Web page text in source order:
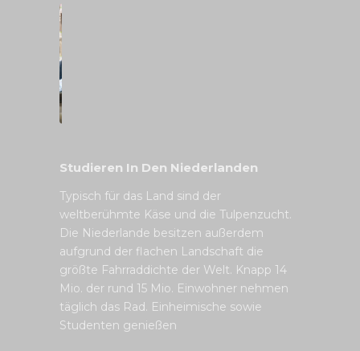
Studieren In Den Niederlanden
Typisch für das Land sind der
weltberühmte Käse und die Tulpenzucht.
Die Niederlande besitzen außerdem
aufgrund der flachen Landschaft die
größte Fahrraddichte der Welt. Knapp 14
Mio. der rund 15 Mio. Einwohner nehmen
täglich das Rad. Einheimische sowie
Studenten genießen